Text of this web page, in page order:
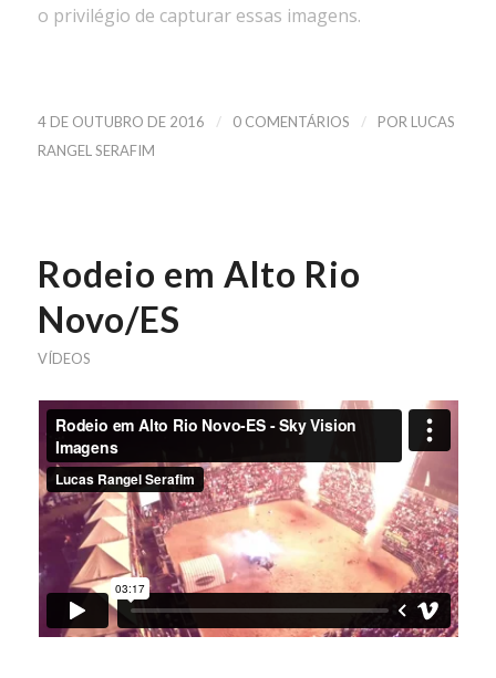
o privilégio de capturar essas imagens.
4 DE OUTUBRO DE 2016 / 0 COMENTÁRIOS / POR LUCAS
RANGEL SERAFIM
Rodeio em Alto Rio
Novo/ES
VÍDEOS